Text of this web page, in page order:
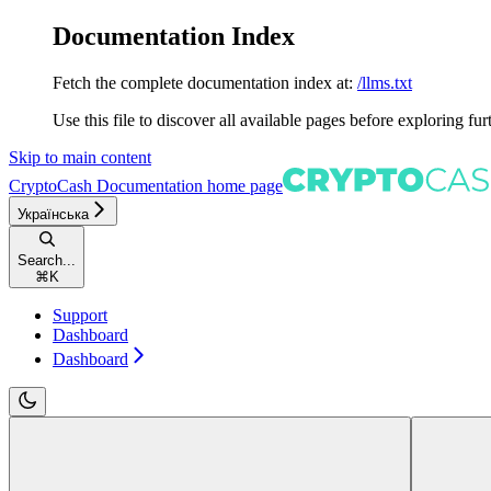
Documentation Index
Fetch the complete documentation index at: /llms.txt
Use this file to discover all available pages before exploring
Skip to main content
CryptoCash Documentation home page
Українська
Search...
⌘ K
Support
Dashboard
Dashboard